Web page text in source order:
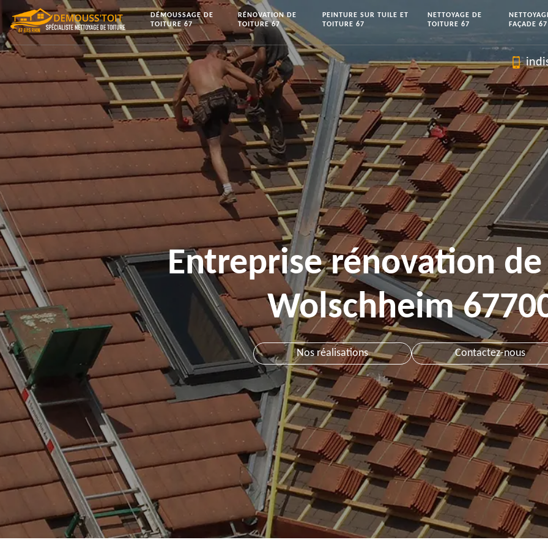
DÉMOUSSAGE DE
TOITURE 67
RÉNOVATION DE
TOITURE 67
PEINTURE SUR TUILE ET
TOITURE 67
NETTOYAGE DE
TOITURE 67
FAÇADE 67
Entreprise rénovation
Wolschheim
Nos réalisations Contactez-nous